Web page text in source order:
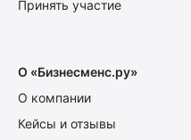
Принять участие
О «Бизнесменс.ру»
О компании
Кейсы и отзывы